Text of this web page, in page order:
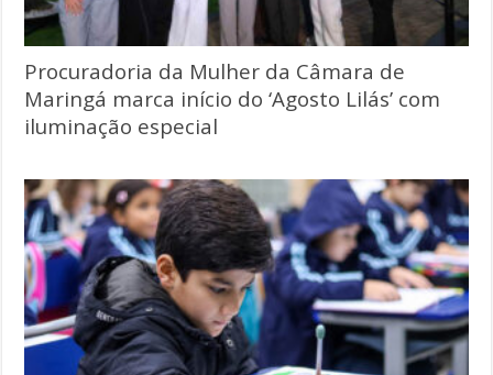
Procuradoria da Mulher da Câmara de
Maringá marca início do ‘Agosto Lilás’ com
iluminação especial